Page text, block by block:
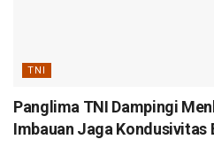
TNI
Panglima TNI Dampingi
Imbauan Jaga Kondusivitas